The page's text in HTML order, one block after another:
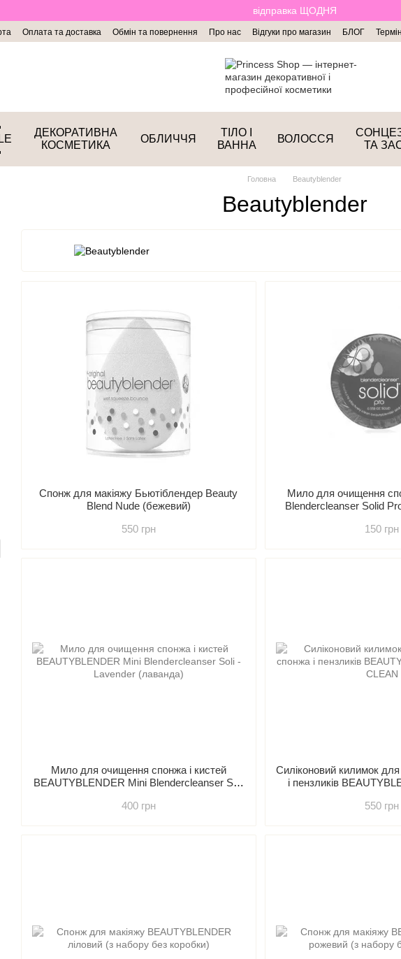
відправка ЩОДНЯ
Оплата та доставка Обмін та повернення Про нас Відгуки про магазин БЛОГ
ДЕКОРАТИВНА
КОСМЕТИКА
ОБЛИЧЧЯ
ТІЛО І
ВАННА
ВОЛОССЯ
ТА
Головна Beautyblender
Beautyblender
Спонж для макіяжу Бьютіблендер Beauty
Blend Nude (бежевий)
550 грн
Мило для очищення
Blendercleanser Solid
150 грн
Мило для очищення спонжа і кистей
BEAUTYBLENDER Mini Blendercleanser Soli
400 грн
Силіконовий килимок
і пензликів
550 грн